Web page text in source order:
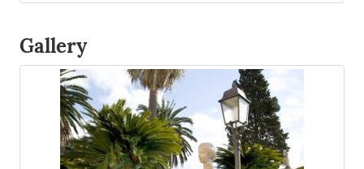
Gallery